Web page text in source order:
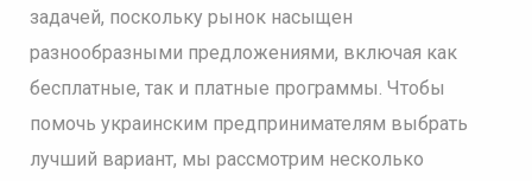
задачей, поскольку рынок насыщен
разнообразными предложениями, включая как
бесплатные, так и платные программы. Чтобы
помочь украинским предпринимателям выбрать
лучший вариант, мы рассмотрим несколько